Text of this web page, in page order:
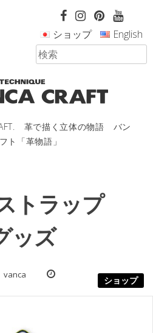
革で描く立体の物語 バン
ト「革物語」
ショップ English
トラップ
ッズ
ショップ
vanca